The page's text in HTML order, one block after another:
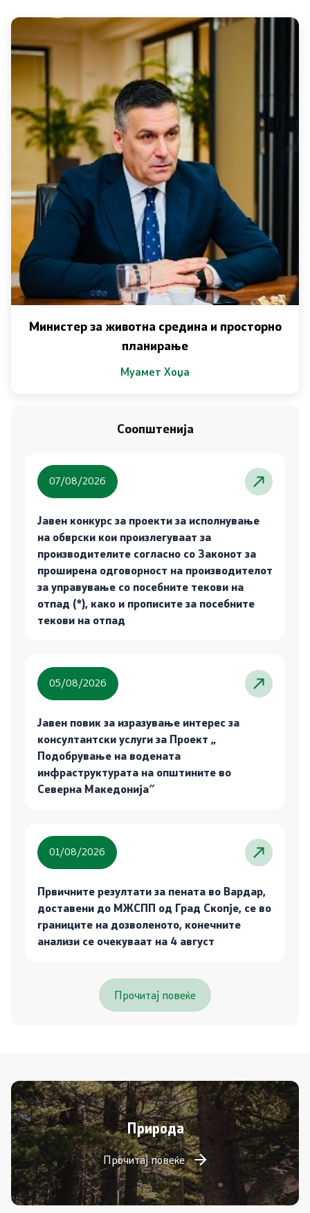
Министер за животна средина и просторно
планирање
Муамет Хоџа
Соопштенија
07/08/2026
Јавен конкурс за проекти за исполнување
на обврски кои произлегуваат за
производителите согласно со Законот за
проширена одговорност на производителот
за управување со посебните текови на
отпад (*), како и прописите за посебните
текови на отпад
05/08/2026
Јавен повик за изразување интерес за
консултантски услуги за Проект „
Подобрување на водената
инфраструктурата на општините во
Северна Македонија″
01/08/2026
Првичните резултати за пената во Вардар,
доставени до МЖСПП од Град Скопје, се во
границите на дозволеното, конечните
анализи се очекуваат на 4 август
Прочитај повеќе
Природа
Прочитај повеќе